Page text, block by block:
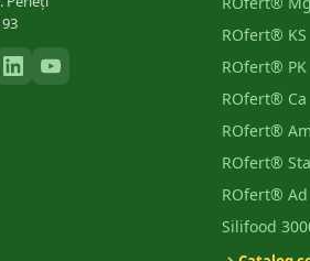
ROfert® KS
ROfert® PK
ROfert® Ca
ROfert®
ROfert®
ROfert® Ad
Silifood